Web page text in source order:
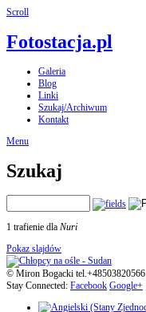
Scroll
Fotostacja.pl
Galeria
Blog
Linki
Szukaj/Archiwum
Kontakt
Menu
Szukaj
1 trafienie dla Nuri
Pokaz slajdów
© Miron Bogacki tel.+48503820566
Stay Connected: Facebook Google+